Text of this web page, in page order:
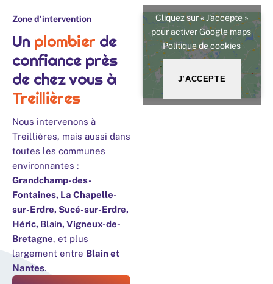
Zone d'intervention
Un plombier de
confiance près
de chez vous à
Treillières
Nous intervenons à
Treillières, mais aussi dans
toutes les communes
environnantes :
Grandchamp-des-
Fontaines, La Chapelle-
sur-Erdre, Sucé-sur-Erdre,
Héric, Blain, Vigneux-de-
Bretagne, et plus
largement entre Blain et
Nantes.
Cliquez sur « J’accepte »
pour activer Google maps
Politique de cookies
J’ACCEPTE